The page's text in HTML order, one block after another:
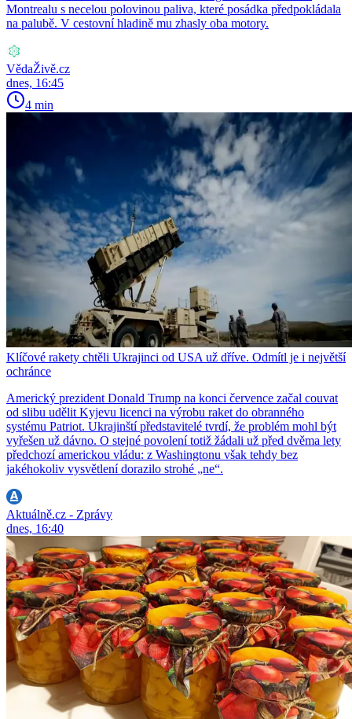
Montrealu s necelou polovinou paliva, které posádka předpokládala
na palubě. V cestovní hladině mu zhasly oba motory.
VědaŽivě.cz
dnes, 16:45
4 min
Klíčové rakety chtěli Ukrajinci od USA už dříve. Odmítl je i největší
ochránce
Americký prezident Donald Trump na konci července začal couvat
od slibu udělit Kyjevu licenci na výrobu raket do obranného
systému Patriot. Ukrajinští představitelé tvrdí, že problém mohl být
vyřešen už dávno. O stejné povolení totiž žádali už před dvěma lety
předchozí americkou vládu: z Washingtonu však tehdy bez
jakéhokoliv vysvětlení dorazilo strohé „ne“.
Aktuálně.cz - Zprávy
dnes, 16:40